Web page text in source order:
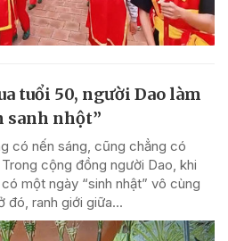
tuổi 50, người Dao làm
sanh nhột”
có nến sáng, cũng chẳng có
cộng đồng người Dao, khi
một ngày “sinh nhật” vô cùng
đó, ranh giới giữa...